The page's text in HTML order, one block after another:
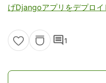
げDjangoアプリをデプロ
comment1